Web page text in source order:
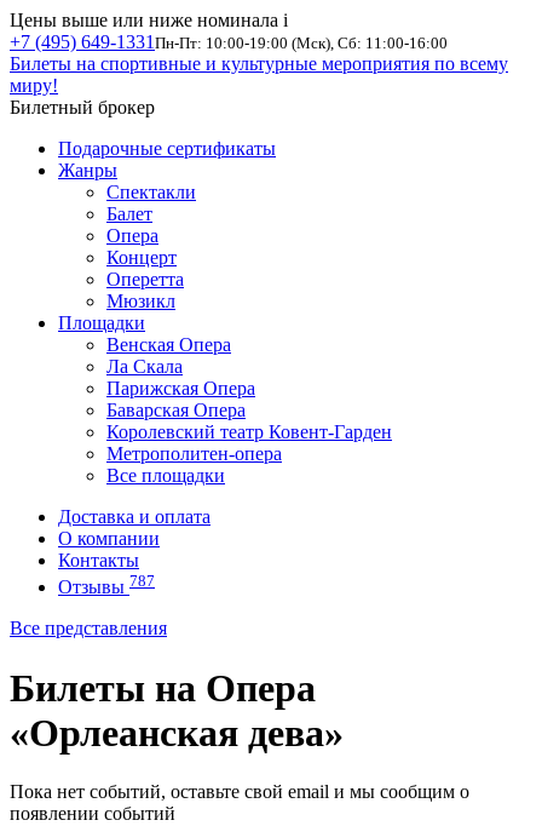
Цены выше или ниже номинала i
+7 (495) 649-1331 Пн-Пт: 10:00-19:00 (Мск), Сб: 11:00-16:00
Билеты на спортивные и культурные мероприятия по всему
миру!
Билетный брокер
Подарочные сертификаты
Жанры
Спектакли
Балет
Опера
Концерт
Оперетта
Мюзикл
Площадки
Венская Опера
Ла Скала
Парижская Опера
Баварская Опера
Королевский театр Ковент-Гарден
Метрополитен-опера
Все площадки
Доставка и оплата
О компании
Контакты
Отзывы 787
Все представления
Билеты на Опера
«Орлеанская дева»
Пока нет событий, оставьте свой email и мы сообщим о
появлении событий